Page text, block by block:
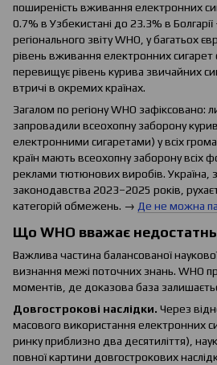
поширеність вживання електронних
0.7% в Узбекистані до 23.3% в
регіонального звіту WHO, у багатьох
рівень вживання електронних
перевищує рівень курива звичайних
втричі в окремих країнах.
Загалом по регіону WHO зафіксовано:
запровадили всеохопну заборону
електронними сигаретами) у всіх
країн мають всеохопну заборону всіх
реклами тютюнових виробів. Україна,
законодавства 2023–2025 років,
категорій обмежень. → Де не можна
Що WHO вважає
Важлива частина балансованої
визнання межі поточних знань. WHO
моментів, де доказова база
Довгострокові наслідки. Через
масового використання електронних
ринку приблизно два десятиліття),
повної картини довгострокових